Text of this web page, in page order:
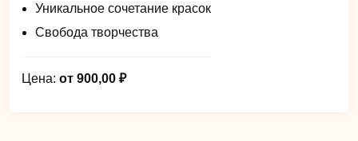
Уникальное сочетание красок
Свобода творчества
Цена: от 900,00 ₽